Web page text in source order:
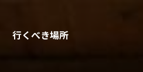
行くべき場所